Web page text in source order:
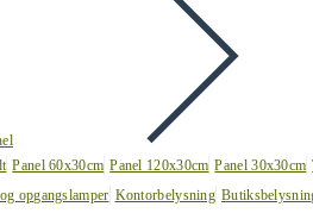
Panel 60x30cm Panel 120x30cm Panel 30x30cm
opgangslamper Kontorbelysning